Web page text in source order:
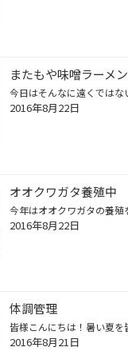
またもや味噌ラーメン
2016年8月22日
オオクワガタ養殖中
2016年8月22日
体調管理
2016年8月21日